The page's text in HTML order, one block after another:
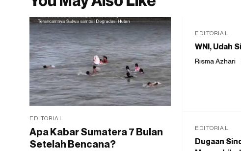
EDITORIAL
Apa Kabar Sumatera 7 Bulan
Setelah Bencana?
EDITORIAL
WNI, Udah
Risma Azhari
EDITORIAL
Dugaan